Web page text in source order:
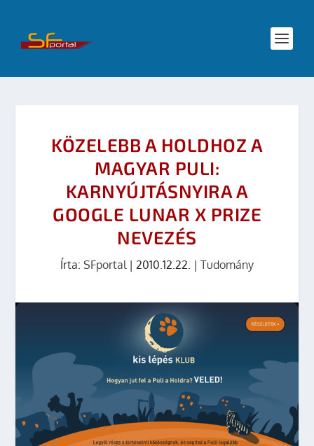
KÖZELEBB A HOLDHOZ A
MAGYAR PULI:
KARNYÚJTÁSNYIRA A
GOOGLE LUNAR X PRIZE
NEVEZÉS
Írta: SFportal| 2010.12.22. | Tudomány